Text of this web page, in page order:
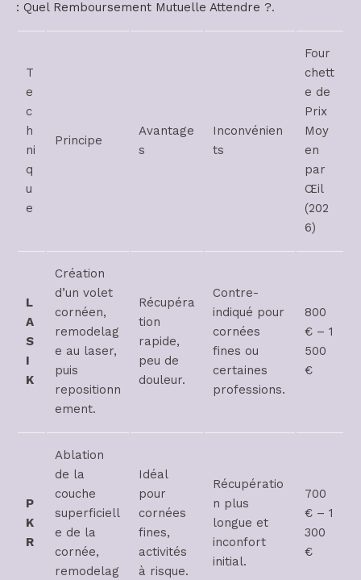
: Quel Remboursement Mutuelle Attendre ?.
T
e
c
h
ni
q
u
e
Principe
Avantage
s
Inconvénien
ts
Four
chett
e de
Prix
Moy
en
par
Œil
(202
6)
L
A
S
I
K
Création
d’un volet
cornéen,
remodelag
e au laser,
puis
repositionn
ement.
Récupéra
tion
rapide,
peu de
douleur.
Contre-
indiqué pour
cornées
fines ou
certaines
professions.
800
€ – 1
500
€
P
K
R
Ablation
de la
couche
superficiell
e de la
cornée,
remodelag
Idéal
pour
cornées
fines,
activités
à risque.
Récupératio
n plus
longue et
inconfort
initial.
700
€ – 1
300
€